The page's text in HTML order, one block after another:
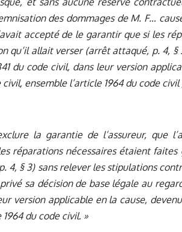
des dommages de M. F…
accepté de le garantir que si les
qu’il allait verser (arrêt attaqué, p. 4, §
du code civil, dans leur version
civil, ensemble l’article 1964 du code civil
la garantie de l’assureur, que
réparations nécessaires étaient faites
4, § 3) sans relever les stipulations
sa décision de base légale au
version applicable en la cause,
du code civil. »